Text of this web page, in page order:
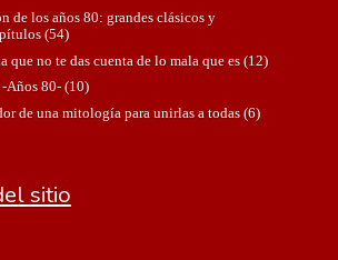
de los años 80: grandes clásicos y
(54)
que no te das cuenta de lo mala que es(12)
Años 80-(10)
de una mitología para unirlas a todas(6)
sitio